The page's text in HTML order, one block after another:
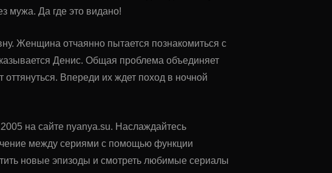
мужа. Да где это видано!
Женщина отчаянно пытается познакомиться с
Денис. Общая проблема объединяет
Впереди их ждет поход в ночной
на сайте nyanya.su. Наслаждайтесь
между сериями с помощью функции
новые эпизоды и смотреть любимые сериалы